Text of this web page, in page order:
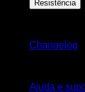
Resistência
Changelog
Ajuda e